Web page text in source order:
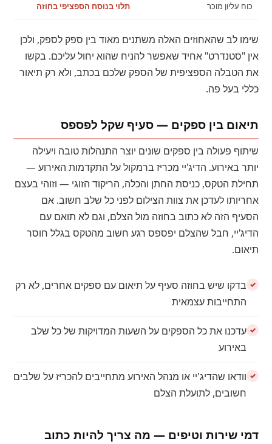
כוח עליון מוכר תלוי בנוסח הספציפי בחוזה
שימו לב שהאחוזים האלה משתנים מאוד בין ספק לספק, ולכן
אין "סטנדרט" אחיד שאפשר להניח שהוא יחול עליכם. בקשו
את הטבלה הספציפית של הספק שלכם בכתב, ולא רק תיאור
כללי בעל פה.
תיאום בין ספקים — סעיף שקל לפספס
שיתוף פעולה בין ספקים שונים יוצר התנהלות טובה ויעילה
יותר באירוע. הדיג'יי מכריז ברמקול על התקדמות האירוע —
תחילת הטקס, כניסת החתן והכלה, הריקוד הזוגי — וזוהי בעצם
אחריותו לעדכן את צוות הצילום לפני כל שלב חשוב. אם
הסעיף הזה לא כתוב בחוזה מול הצלם, וגם לא תואם עם
הדיג'יי, חבל שהצלם יפספס רגע חשוב מהטקס בגלל חוסר
תיאום.
בדקו שיש בחוזה סעיף על תיאום עם ספקים אחרים, לא רק
התחייבות עצמאית
עדכנו את כל הספקים על השעות המדויקות של כל שלב
באירוע
וודאו שהדיג'יי או מנהל האירוע מתחייבים להכריז על שלבים
חשובים, לתועלת הצלם
דמי שירות וטיפים — מה צריך להיות כתוב